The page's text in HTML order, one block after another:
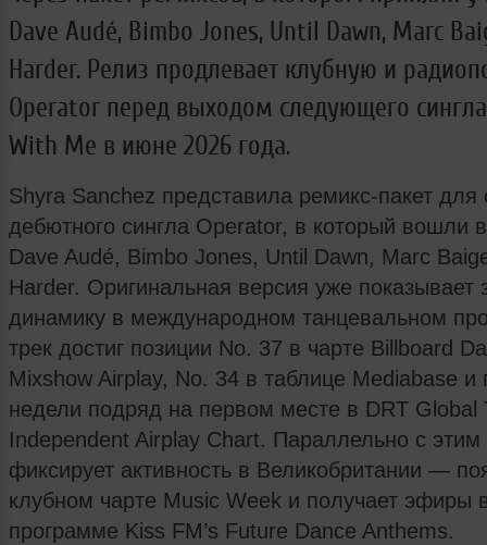
Dave Audé, Bimbo Jones, Until Dawn, Marc
Harder. Релиз продлевает клубную и
Operator перед выходом следующего
With Me в июне 2026 года.
Shyra Sanchez представила ремикс-пакет для
дебютного сингла Operator, в который вошли
Dave Audé, Bimbo Jones, Until Dawn, Marc
Harder. Оригинальная версия уже показывает
динамику в международном танцевальном
трек достиг позиции No. 37 в чарте Billboard
Mixshow Airplay, No. 34 в таблице Mediabase и
недели подряд на первом месте в DRT Global
Independent Airplay Chart. Параллельно с
фиксирует активность в Великобритании —
клубном чарте Music Week и получает эфиры
программе Kiss FM’s Future Dance Anthems.